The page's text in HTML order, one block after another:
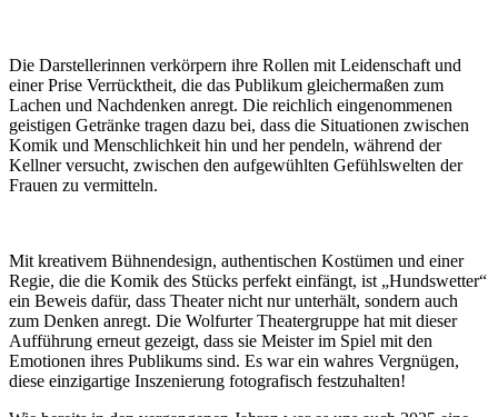
Die Darstellerinnen verkörpern ihre Rollen mit Leidenschaft und
einer Prise Verrücktheit, die das Publikum gleichermaßen zum
Lachen und Nachdenken anregt. Die reichlich eingenommenen
geistigen Getränke tragen dazu bei, dass die Situationen zwischen
Komik und Menschlichkeit hin und her pendeln, während der
Kellner versucht, zwischen den aufgewühlten Gefühlswelten der
Frauen zu vermitteln.
Mit kreativem Bühnendesign, authentischen Kostümen und einer
Regie, die die Komik des Stücks perfekt einfängt, ist „Hundswetter“
ein Beweis dafür, dass Theater nicht nur unterhält, sondern auch
zum Denken anregt. Die Wolfurter Theatergruppe hat mit dieser
Aufführung erneut gezeigt, dass sie Meister im Spiel mit den
Emotionen ihres Publikums sind. Es war ein wahres Vergnügen,
diese einzigartige Inszenierung fotografisch festzuhalten!